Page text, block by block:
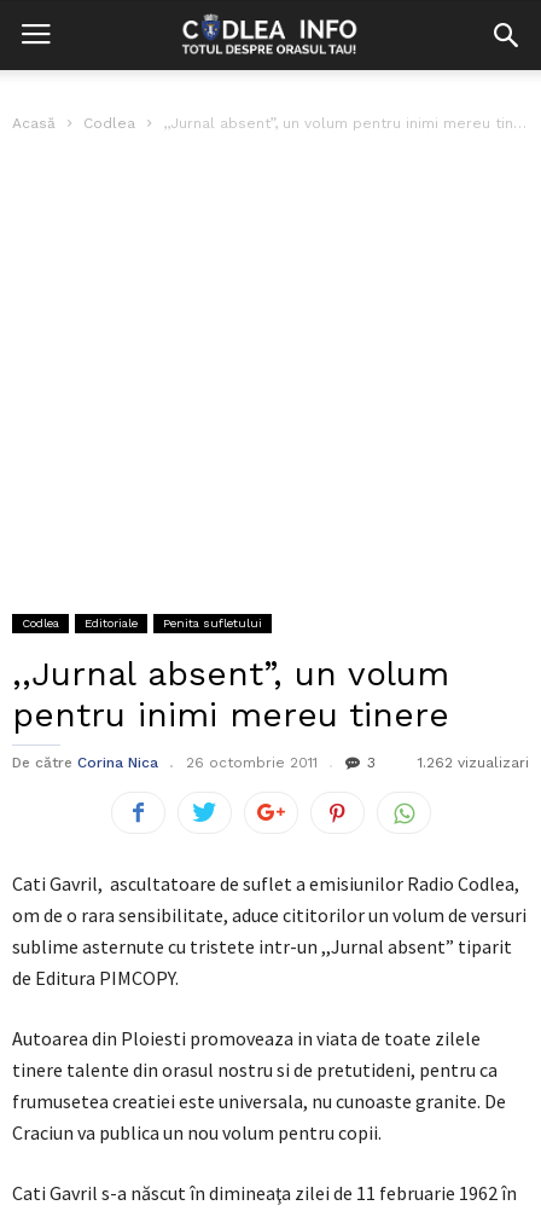
Acasă Codlea ,,Jurnal absent”, un volum pentru inimi mereu tinere
Codlea Editoriale Penita sufletului
,,Jurnal absent”, un volum
pentru inimi mereu tinere
De către Corina Nica 26 octombrie 2011 3 1.262 vizualizari
Cati Gavril, ascultatoare de suflet a emisiunilor Radio Codlea,
om de o rara sensibilitate, aduce cititorilor un volum de versuri
sublime asternute cu tristete intr-un ,,Jurnal absent” tiparit
de Editura PIMCOPY.
Autoarea din Ploiesti promoveaza in viata de toate zilele
tinere talente din orasul nostru si de pretutideni, pentru ca
frumusetea creatiei este universala, nu cunoaste granite. De
Craciun va publica un nou volum pentru copii.
Cati Gavril s-a născut în dimineaţa zilei de 11 februarie 1962 în